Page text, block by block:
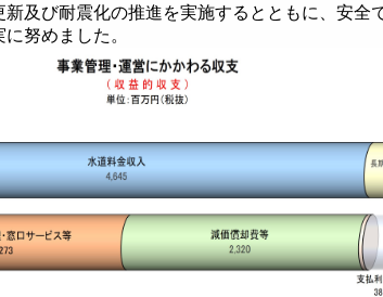
及び耐震化の推進を実施するとともに、安
努めました。